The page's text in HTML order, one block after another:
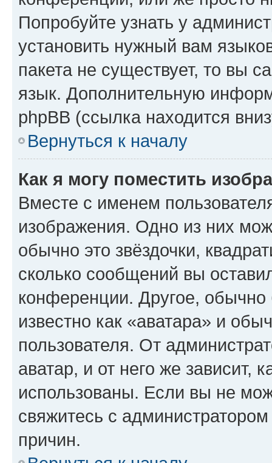
Попробуйте узнать у
установить нужный вам
пакета не существует, то вы
язык. Дополнительную
phpBB (ссылка находится
Вернуться к началу
Как я могу поместить
Вместе с именем
изображения. Одно из них
обычно это звёздочки,
сколько сообщений вы
конференции. Другое,
известно как «аватара» и
пользователя. От
аватар, и от него же зависит,
использованы. Если вы не
свяжитесь с
причин.